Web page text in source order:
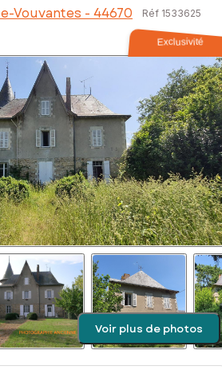
Vouvantes - 44670 Réf 1533625
Exclusivité
Voir plus de photos